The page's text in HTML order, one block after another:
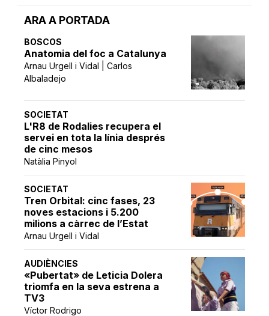
ARA A PORTADA
BOSCOS
Anatomia del foc a Catalunya
Arnau Urgell i Vidal | Carlos
Albaladejo
SOCIETAT
L'R8 de Rodalies recupera el
servei en tota la línia després
de cinc mesos
Natàlia Pinyol
SOCIETAT
Tren Orbital: cinc fases, 23
noves estacions i 5.200
milions a càrrec de l’Estat
Arnau Urgell i Vidal
AUDIÈNCIES
«Pubertat» de Leticia Dolera
triomfa en la seva estrena a
TV3
Víctor Rodrigo